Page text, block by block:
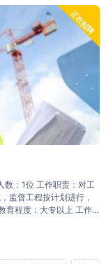
正在招聘
数：1位 工作职责：对工
监督工程按计划进行，
育程度：大专以上 工作
司提供 膳 食：公司提供
，带薪假期1个月。 总薪